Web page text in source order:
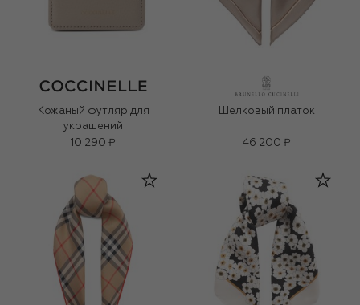
Кожаный футляр для
украшений
10 290 ₽
Шелковый платок
46 200 ₽